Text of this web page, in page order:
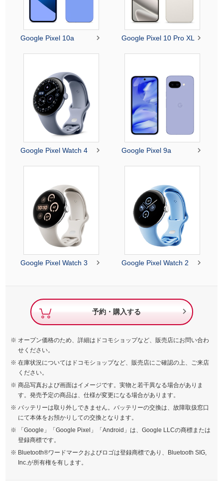
Google Pixel 10a  Google Pixel 10 Pro XL 
Google Pixel Watch 4  Google Pixel 9a 
Google Pixel Watch 3  Google Pixel Watch 2 
予約・購入する 
オープン価格のため、詳細はドコモショップなど、販売店にお問い合わ
せください。
在庫状況についてはドコモショップなど、販売店にご確認の上、ご来店
ください。
商品写真および画面はイメージです。実物と若干異なる場合がありま
す。発売予定の商品は、仕様が変更になる場合があります。
バッテリーは取り外しできません。バッテリーの交換は、故障取扱窓口
にて本体をお預かりしての交換となります。
「Google」「Google Pixel」「Android」は、Google LLCの商標または
登録商標です。
Bluetooth®ワードマークおよびロゴは登録商標であり、Bluetooth SIG,
Inc.が所有権を有します。